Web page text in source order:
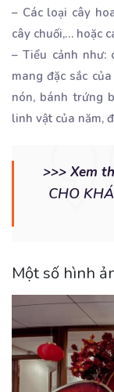
– Các loại cây
cây chuối,… hoặc
– Tiểu cảnh như:
mang đặc sắc
nón, bánh trứng
linh vật của năm,
>>> Xem
CHO
Một số hình